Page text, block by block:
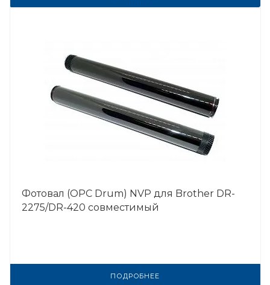
Фотовал (OPC Drum) NVP для Brother DR-
2275/DR-420 совместимый
ПОДРОБНЕЕ